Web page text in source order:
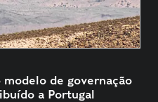
de governação
a Portugal